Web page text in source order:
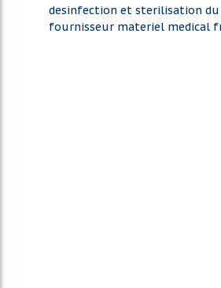
desinfection et sterilisation
fournisseur materiel medical